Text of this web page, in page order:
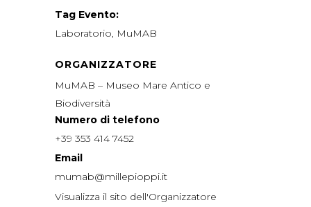
Tag Evento:
Laboratorio, MuMAB
ORGANIZZATORE
MuMAB – Museo Mare Antico e
Biodiversità
Numero di telefono
+39 353 414 7452
Email
mumab@millepioppi.it
Visualizza il sito dell'Organizzatore